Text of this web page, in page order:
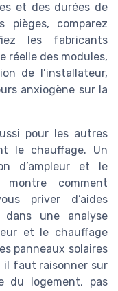
et des durées de
comparez
les fabricants
réelle des modules,
de l’installateur,
anxiogène sur la
pour les autres
le chauffage. Un
d’ampleur et le
comment
priver d’aides
dans une analyse
et le chauffage
panneaux solaires
il faut raisonner sur
du logement, pas